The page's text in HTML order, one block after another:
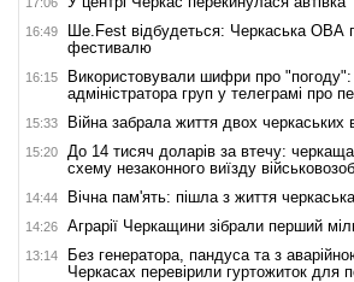
16:49
Ше.Fest відбудеться: Черкаська ОВА
фестивалю
16:15
Використовували шифри про
адміністратора груп у телеграмі про
15:33 Війна забрала життя двох черкаських
15:20
До 14 тисяч доларів за втечу:
схему незаконного виїзду
14:44 Вічна пам'ять: пішла з життя
14:26 Аграрії Черкащини зібрали перший
13:14
Без генератора, пандуса та з
Черкасах перевірили гуртожиток для